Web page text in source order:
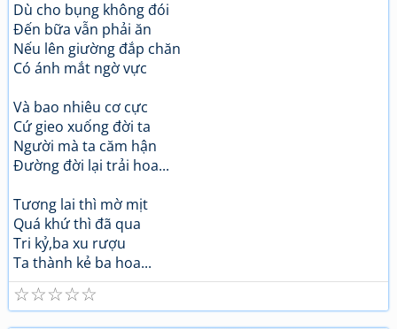
Dù cho bụng không đói
Đến bữa vẫn phải ăn
Nếu lên giường đắp chăn
Có ánh mắt ngờ vực
Và bao nhiêu cơ cực
Cứ gieo xuống đời ta
Người mà ta căm hận
Đường đời lại trải hoa...
Tương lai thì mờ mịt
Quá khứ thì đã qua
Tri kỷ,ba xu rượu
Ta thành kẻ ba hoa...
☆
☆
☆
☆
☆